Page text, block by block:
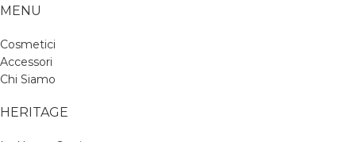
MENU
Cosmetici
Accessori
Chi Siamo
HERITAGE